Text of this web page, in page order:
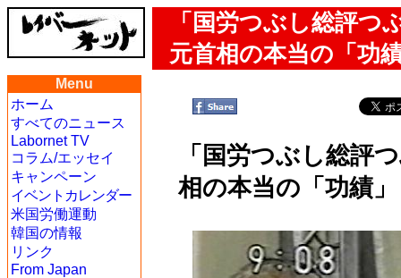
「国労つぶし総評つ
元首相の本当の「功
Menu
ホーム
すべてのニュース
Labornet TV
コラム/エッセイ
キャンペーン
イベントカレンダー
米国労働運動
韓国の情報
リンク
From Japan
「国労つぶし総評
相の本当の「功績」